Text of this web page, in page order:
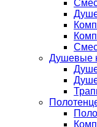
Душевые